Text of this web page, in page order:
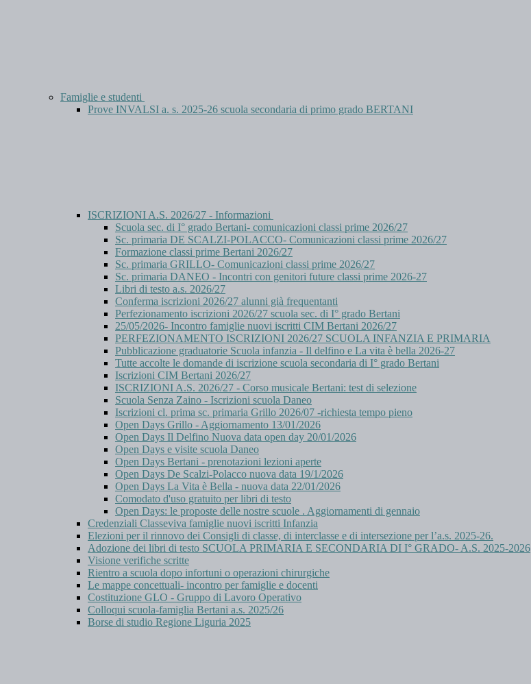
Famiglie e studenti
Prove INVALSI a. s. 2025-26 scuola secondaria di primo grado BERTANI
ISCRIZIONI A.S. 2026/27 - Informazioni
Scuola sec. di I° grado Bertani- comunicazioni classi prime 2026/27
Sc. primaria DE SCALZI-POLACCO- Comunicazioni classi prime 2026/27
Formazione classi prime Bertani 2026/27
Sc. primaria GRILLO- Comunicazioni classi prime 2026/27
Sc. primaria DANEO - Incontri con genitori future classi prime 2026-27
Libri di testo a.s. 2026/27
Conferma iscrizioni 2026/27 alunni già frequentanti
Perfezionamento iscrizioni 2026/27 scuola sec. di I° grado Bertani
25/05/2026- Incontro famiglie nuovi iscritti CIM Bertani 2026/27
PERFEZIONAMENTO ISCRIZIONI 2026/27 SCUOLA INFANZIA E PRIMARIA
Pubblicazione graduatorie Scuola infanzia - Il delfino e La vita è bella 2026-27
Tutte accolte le domande di iscrizione scuola secondaria di I° grado Bertani
Iscrizioni CIM Bertani 2026/27
ISCRIZIONI A.S. 2026/27 - Corso musicale Bertani: test di selezione
Scuola Senza Zaino - Iscrizioni scuola Daneo
Iscrizioni cl. prima sc. primaria Grillo 2026/07 -richiesta tempo pieno
Open Days Grillo - Aggiornamento 13/01/2026
Open Days Il Delfino Nuova data open day 20/01/2026
Open Days e visite scuola Daneo
Open Days Bertani - prenotazioni lezioni aperte
Open Days De Scalzi-Polacco nuova data 19/1/2026
Open Days La Vita è Bella - nuova data 22/01/2026
Comodato d'uso gratuito per libri di testo
Open Days: le proposte delle nostre scuole . Aggiornamenti di gennaio
Credenziali Classeviva famiglie nuovi iscritti Infanzia
Elezioni per il rinnovo dei Consigli di classe, di interclasse e di intersezione per l’a.s. 2025-26.
Adozione dei libri di testo SCUOLA PRIMARIA E SECONDARIA DI I° GRADO- A.S. 2025-2026
Visione verifiche scritte
Rientro a scuola dopo infortuni o operazioni chirurgiche
Le mappe concettuali- incontro per famiglie e docenti
Costituzione GLO - Gruppo di Lavoro Operativo
Colloqui scuola-famiglia Bertani a.s. 2025/26
Borse di studio Regione Liguria 2025